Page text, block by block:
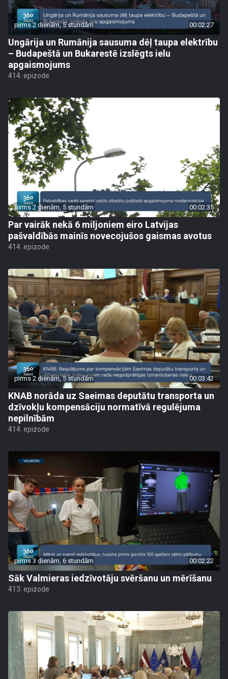
pirms 2 dienām, 5 stundām 00:02:27
Ungārija un Rumānija sausuma dēļ taupa elektrību
– Budapeštā un Bukarestē izslēgts ielu
apgaismojums
414. epizode
pirms 2 dienām, 5 stundām 00:02:35
Par vairāk nekā 6 miljoniem eiro Latvijas
pašvaldībās mainīs novecojušos gaismas avotus
414. epizode
pirms 2 dienām, 5 stundām 00:03:42
KNAB norāda uz Saeimas deputātu transporta un
dzīvokļu kompensāciju normatīvā regulējuma
nepilnībām
414. epizode
pirms 3 dienām, 6 stundām 00:02:22
Sāk Valmieras iedzīvotāju svēršanu un mērīšanu
413. epizode